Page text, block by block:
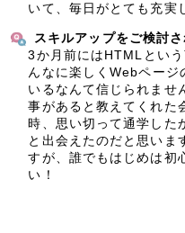
いて、毎日がとても充実
スキルアップをご検討
3か月前にはHTMLとい
んなに楽しくWebページ
いるなんて信じられませ
事があると教えてくれた
時、思い切って通学した
と出会えたのだと思いま
すが、誰でもはじめは初
い！